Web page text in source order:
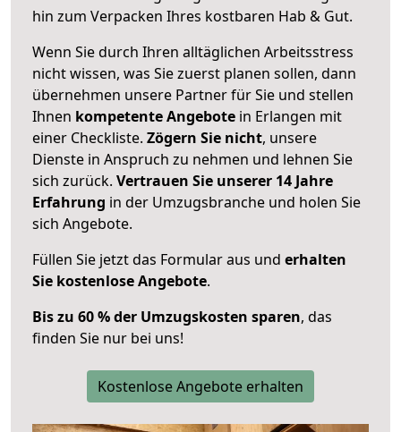
hin zum Verpacken Ihres kostbaren Hab & Gut.
Wenn Sie durch Ihren alltäglichen Arbeitsstress
nicht wissen, was Sie zuerst planen sollen, dann
übernehmen unsere Partner für Sie und stellen
Ihnen kompetente Angebote in Erlangen mit
einer Checkliste. Zögern Sie nicht, unsere
Dienste in Anspruch zu nehmen und lehnen Sie
sich zurück. Vertrauen Sie unserer 14 Jahre
Erfahrung in der Umzugsbranche und holen Sie
sich Angebote.
Füllen Sie jetzt das Formular aus und erhalten
Sie kostenlose Angebote.
Bis zu 60 % der Umzugskosten sparen, das
finden Sie nur bei uns!
Kostenlose Angebote erhalten